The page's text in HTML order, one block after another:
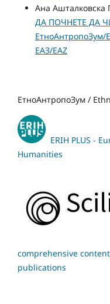
Ана Ашталковска
ДА ПОЧНЕТЕ ДА
ЕтноАнтропоЗум/
ЕАЗ/EAZ
ЕтноАнтропоЗум /
ERIH PLUS -
Humanities
comprehensive
publications